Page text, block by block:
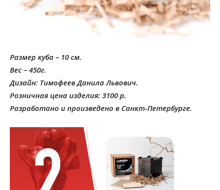
Размер куба – 10 см.
Вес – 450г.
Дизайн: Тимофеев Данила Львович.
Розничная цена изделия: 3100 р.
Разработано и произведено в Санкт-Петербурге.